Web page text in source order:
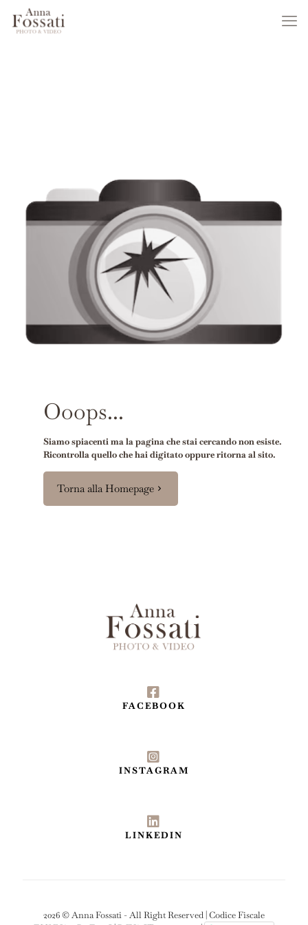
Ooops...
Siamo spiacenti ma la pagina che stai cercando non esiste.
Ricontrolla quello che hai digitato oppure ritorna al sito.
Torna alla Homepage
FACEBOOK
INSTAGRAM
LINKEDIN
2026 © Anna Fossati - All Right Reserved | Codice Fiscale